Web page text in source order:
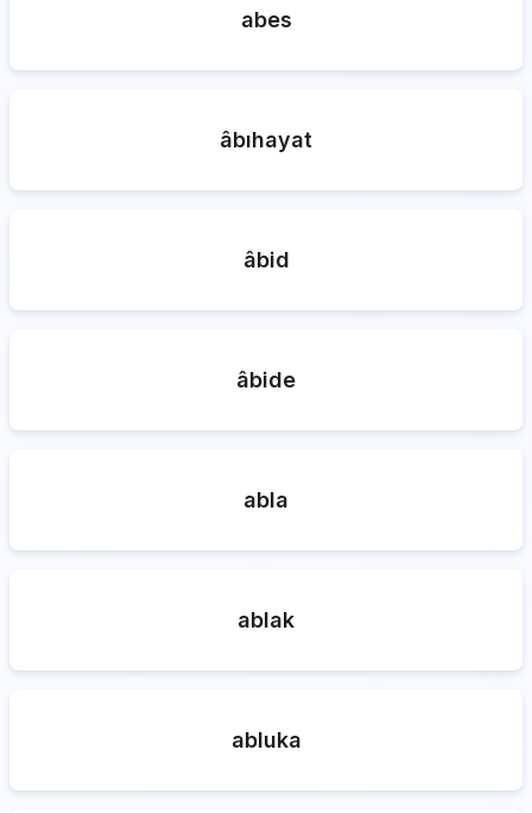
abes
âbıhayat
âbid
âbide
abla
ablak
abluka